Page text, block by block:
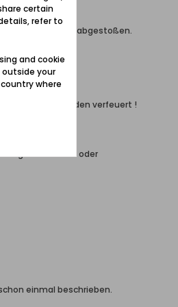
kleine Fläche abgestoßen.
Oder sie wurden verfeuert !
zu Brennholz,
wieder aus oder
einmal beschrieben.
certain
refer to
and cookie
your
where